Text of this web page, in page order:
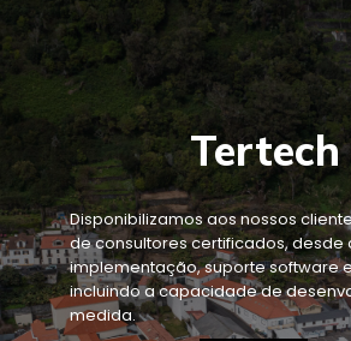
Tertech
Disponibilizamos aos nossos
de consultores certificados, desde
implementação, suporte software
incluindo a capacidade de
medida.